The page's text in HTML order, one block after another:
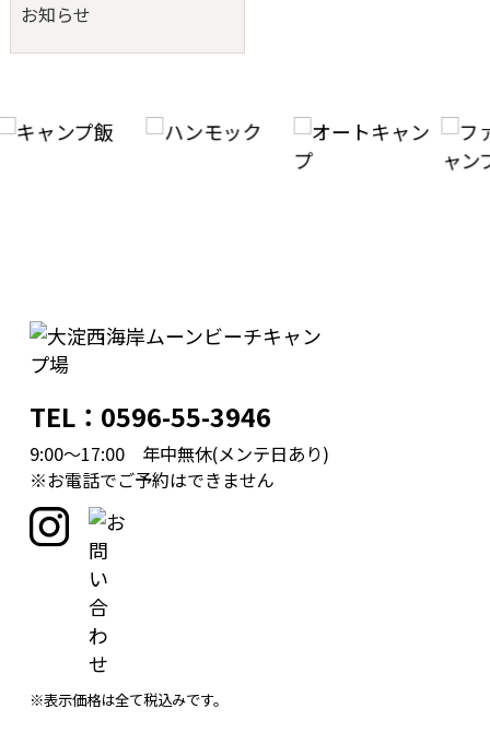
お知らせ
TEL：0596-55-3946
9:00～17:00 年中無休(メンテ日あり)
※お電話でご予約はできません
※表示価格は全て税込みです。